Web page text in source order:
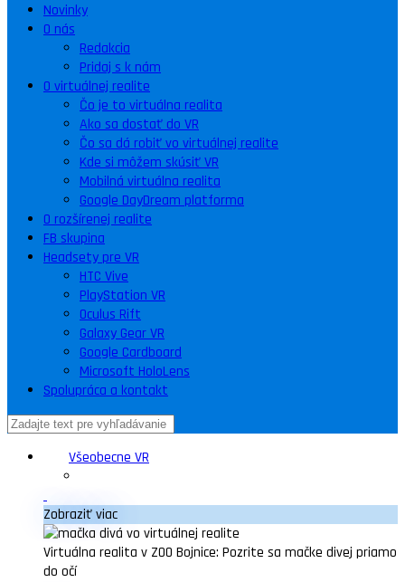
Novinky
O nás
Redakcia
Pridaj s k nám
O virtuálnej realite
Čo je to virtuálna realita
Ako sa dostať do VR
Čo sa dá robiť vo virtuálnej realite
Kde si môžem skúsiť VR
Mobilná virtuálna realita
Google DayDream platforma
O rozšírenej realite
FB skupina
Headsety pre VR
HTC Vive
PlayStation VR
Oculus Rift
Galaxy Gear VR
Google Cardboard
Microsoft HoloLens
Spolupráca a kontakt
Všeobecne VR
Zobraziť viac
Virtuálna realita v ZOO Bojnice: Pozrite sa mačke divej priamo
do očí